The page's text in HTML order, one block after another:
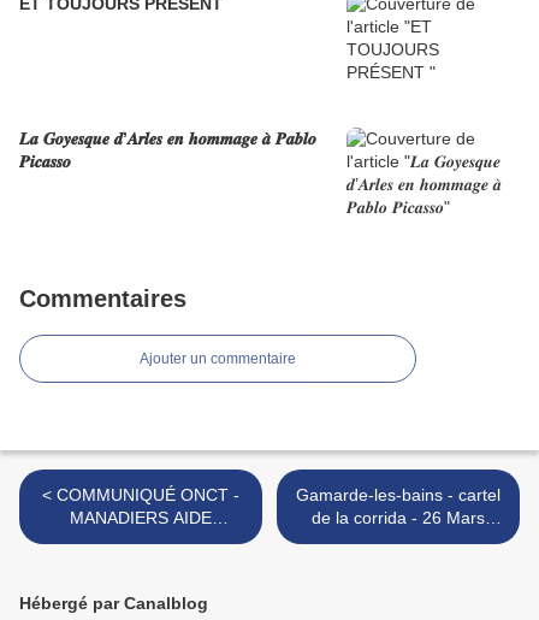
𝑳𝒂 𝑮𝒐𝒚𝒆𝒔𝒒𝒖𝒆 𝒅’𝑨𝒓𝒍𝒆𝒔 𝒆𝒏 𝒉𝒐𝒎𝒎𝒂𝒈𝒆 𝒂̀ 𝑷𝒂𝒃𝒍𝒐
𝑷𝒊𝒄𝒂𝒔𝒔𝒐
Commentaires
Ajouter un commentaire
< COMMUNIQUÉ ONCT -
MANADIERS AIDE
JURIDIQUE
Gamarde-les-bains - cartel
de la corrida - 26 Mars
2023 >
Hébergé par Canalblog